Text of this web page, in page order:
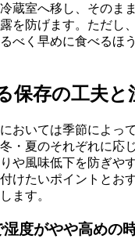
蔵室へ移し、そのま
を防げます。ただし
べく早めに食べるほ
保存の工夫と
おいては季節によっ
・夏のそれぞれに応
や風味低下を防ぎや
けたいポイントとお
ます。
度がやや高めの